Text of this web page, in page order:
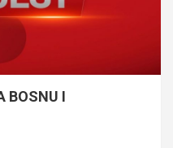
BOSNU I